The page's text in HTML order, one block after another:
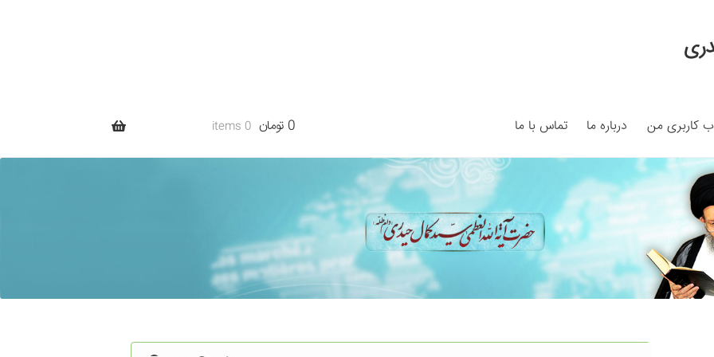
کاربری من درباره ما تماس با ما
My
Search Results
Shop برگه نمونه برگه نمونه بلاگ پرداخت
سبد خرید قوانین و مقررات
0 تومان 0 items